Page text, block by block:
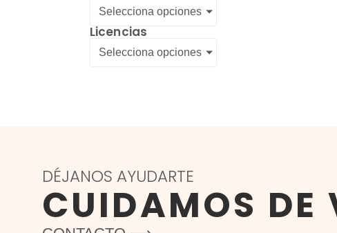
Selecciona opciones
Licencias
Selecciona opciones
DÉJANOS AYUDARTE
CUIDAMOS DE